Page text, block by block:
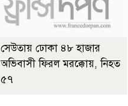
সেউতায় ঢোকা ৪৮ হাজার
অভিবাসী ফিরল মরক্কোয়, নিহত
৫৭